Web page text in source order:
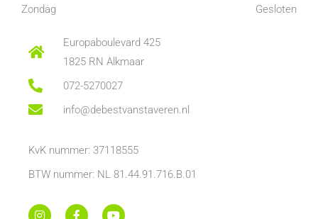
Zondag
Gesloten
Europaboulevard 425
1825 RN Alkmaar
072-5270027
info@debestvanstaveren.nl
KvK nummer: 37118555
BTW nummer: NL 81.44.91.716.B.01
I
n
F
a
Y
o